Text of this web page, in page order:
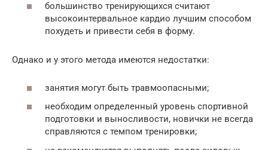
большинство тренирующихся считают
высокоинтервальное кардио лучшим способом
похудеть и привести себя в форму.
Однако и у этого метода имеются недостатки:
занятия могут быть травмоопасными;
необходим определенный уровень спортивной
подготовки и выносливости, новички не всегда
справляются с темпом тренировки;